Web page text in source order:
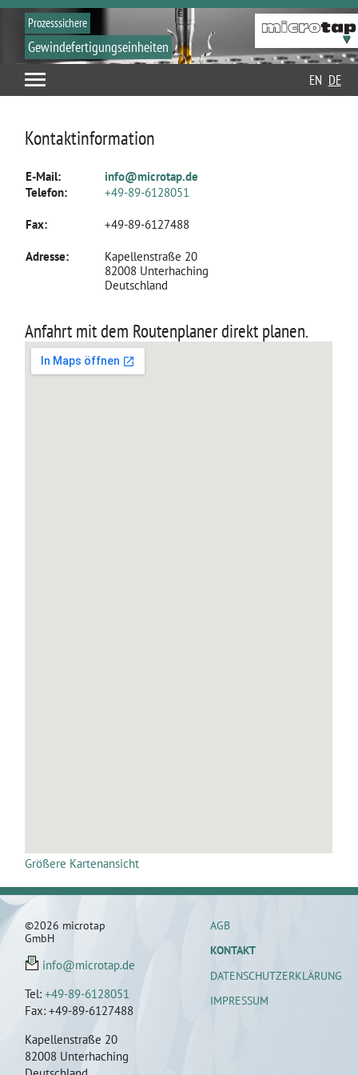
Prozesssichere
Gewindefertigungseinheiten
EN DE
Kontaktinformation
E-Mail:
info@microtap.de
Telefon:
+49-89-6128051
Fax: +49-89-6127488
Adresse:
Kapellenstraße 20
82008 Unterhaching
Deutschland
Anfahrt mit dem Routenplaner direkt planen.
Größere Kartenansicht
©2026 microtap
GmbH
info@microtap.de
Tel:+49-89-6128051
Fax: +49-89-6127488
Kapellenstraße 20
82008 Unterhaching
AGB
KONTAKT
DATENSCHUTZERKLÄRUNG
IMPRESSUM